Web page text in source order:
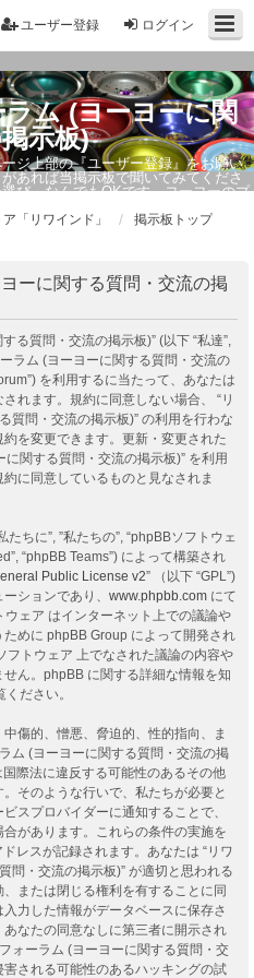
ログイン
ユーザー登録
ム (ヨーヨーに関
示板)
ジ上部の『ユーザー登録』をお願い
あれば当掲示板で聞いてみてくださ
び、なんでもOKです。ヨーヨーのプ
「リワインド」 掲示板トップ
ーに関する質問・交流の掲
る質問・交流の掲示板)” (以下 “私達”,
ーラム (ヨーヨーに関する質問・交流の
を利用するに当たって、あなたは
れます。規約に同意しない場合、 “リ
質問・交流の掲示板)” の利用を行わな
を変更できます。更新・変更された
関する質問・交流の掲示板)” を利用
に同意しているものと見なされま
ちに”, ”私たちの”, “phpBBソフトウェ
“phpBB Teams”) によって構築され
Public License v2” （以下 “GPL”)
ションであり、 www.phpbb.com にて
ェア はインターネット上での議論や
めに phpBB Group によって開発され
トウェア 上でなされた議論の内容や
ん。phpBB に関する詳細な情報を知
ださい。
傷的、憎悪、脅迫的、性的指向、ま
ム (ヨーヨーに関する質問・交流の掲
際法に違反する可能性のあるその他
そのような行いで、私たちが必要と
スプロバイダーに通知することで、
があります。これらの条件の実施を
レスが記録されます。あなたは “リワ
問・交流の掲示板)” が適切と思われる
または閉じる権利を有することに同
力した情報がデータベースに保存さ
なたの同意なしに第三者に開示され
ォーラム (ヨーヨーに関する質問・交
される可能性のあるハッキングの試